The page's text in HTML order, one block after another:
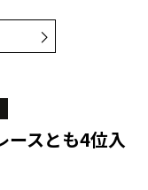
ースとも4位入